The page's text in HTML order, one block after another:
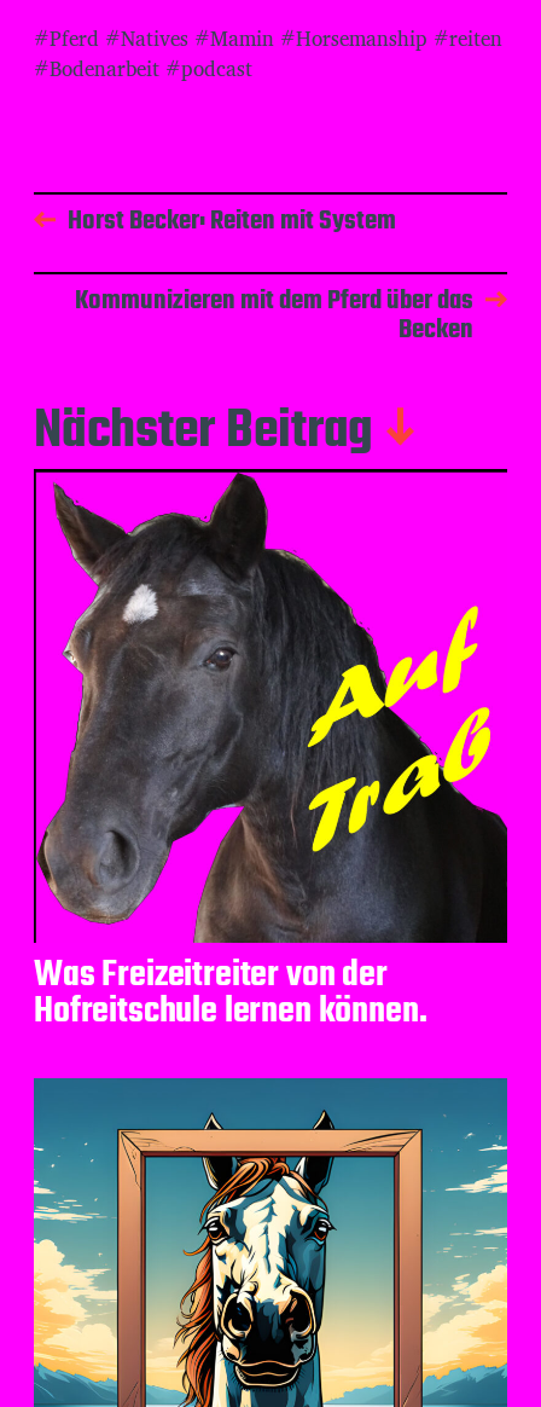
#Pferd #Natives #Mamin #Horsemanship #reiten
#Bodenarbeit #podcast
Horst Becker: Reiten mit System
Kommunizieren mit dem Pferd über das
Becken
Nächster Beitrag
Was Freizeitreiter von der
Hofreitschule lernen können.